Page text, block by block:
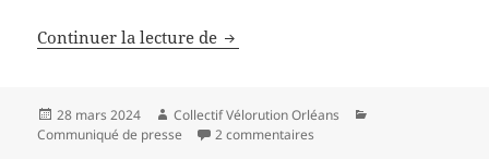
Continuer la lecture de Collégiens à vélo de Saran à
Publié
le
28 mars 2024 Auteur
Collectif Vélorution Orléans
Communiqué de presse
2 commentaires